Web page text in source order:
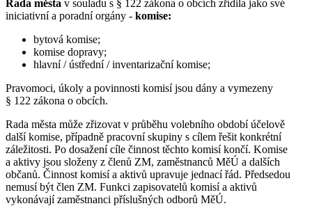
Rada města v souladu s § 122 zákona o obcích zřídila jako své
iniciativní a poradní orgány - komise:
bytová komise;
komise dopravy;
hlavní / ústřední / inventarizační komise;
Pravomoci, úkoly a povinnosti komisí jsou dány a vymezeny
§ 122 zákona o obcích.
Rada města může zřizovat v průběhu volebního období účelově
další komise, případně pracovní skupiny s cílem řešit konkrétní
záležitosti. Po dosažení cíle činnost těchto komisí končí. Komise
a aktivy jsou složeny z členů ZM, zaměstnanců MěÚ a dalších
občanů. Činnost komisí a aktivů upravuje jednací řád. Předsedou
nemusí být člen ZM. Funkci zapisovatelů komisí a aktivů
vykonávají zaměstnanci příslušných odborů MěÚ.